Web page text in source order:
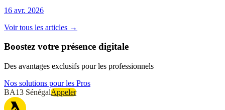
16 avr. 2026
Voir tous les articles →
Boostez votre présence digitale
Des avantages exclusifs pour les professionnels
Nos solutions pour les Pros
BA13 SénégalAppeler